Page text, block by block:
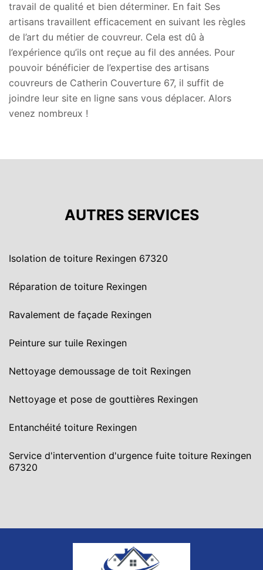
travail de qualité et bien déterminer. En fait Ses
artisans travaillent efficacement en suivant les règles
de l’art du métier de couvreur. Cela est dû à
l’expérience qu’ils ont reçue au fil des années. Pour
pouvoir bénéficier de l’expertise des artisans
couvreurs de Catherin Couverture 67, il suffit de
joindre leur site en ligne sans vous déplacer. Alors
venez nombreux !
AUTRES SERVICES
Isolation de toiture Rexingen 67320
Réparation de toiture Rexingen
Ravalement de façade Rexingen
Peinture sur tuile Rexingen
Nettoyage demoussage de toit Rexingen
Nettoyage et pose de gouttières Rexingen
Entanchéité toiture Rexingen
Service d'intervention d'urgence fuite toiture Rexingen
67320